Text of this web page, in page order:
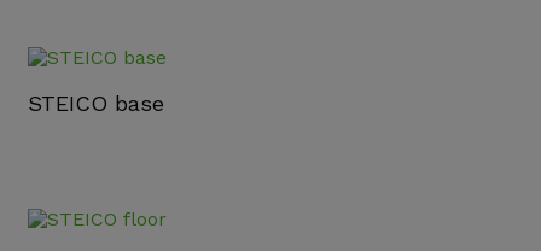
STEICO base